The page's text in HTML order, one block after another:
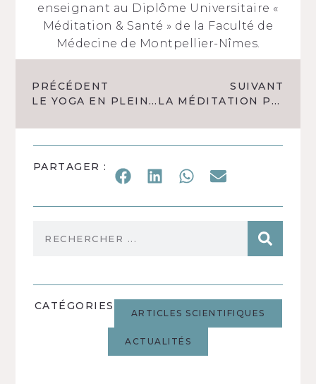
enseignant au Diplôme Universitaire «
Méditation & Santé » de la Faculté de
Médecine de Montpellier-Nîmes.
PRÉCÉDENT
LE YOGA EN PLEINE CONSCIENCE DANS LA MALADIE DE PARKINSON
SUIVANT
LA MÉDITATION PLEINE CONSCIENCE ENTRAÎNE UNE BAISSE DE LA GLYCÉMIE À JEÛN CHEZ LES PERSONNES EN SURPOIDS
PARTAGER :
CATÉGORIES
ARTICLES SCIENTIFIQUES
ACTUALITÉS